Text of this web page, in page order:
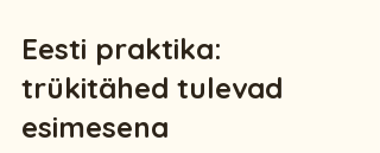
Eesti praktika:
trükitähed tulevad
esimesena